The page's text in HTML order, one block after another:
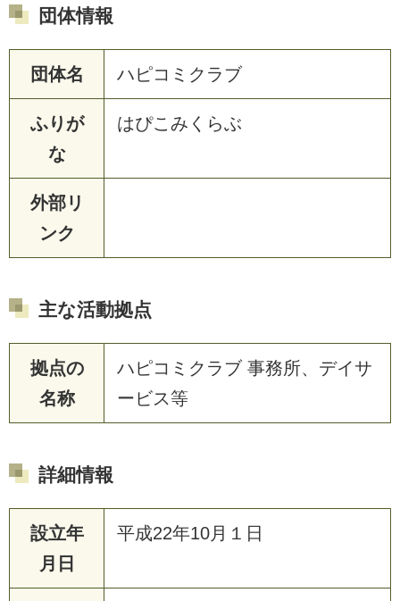
団体情報
団体名 ハピコミクラブ
ふりが
な
はぴこみくらぶ
外部リ
ンク
主な活動拠点
拠点の
名称
ハピコミクラブ 事務所、デイサ
ービス等
詳細情報
設立年
月日
平成22年10月１日